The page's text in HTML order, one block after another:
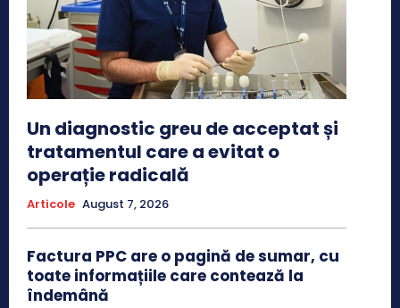
Un diagnostic greu de acceptat și
tratamentul care a evitat o
operație radicală
Articole August 7, 2026
Factura PPC are o pagină de sumar, cu
toate informațiile care contează la
îndemână